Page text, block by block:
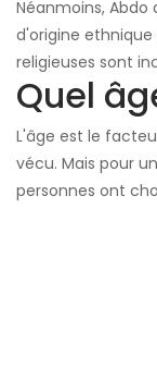
Néanmoins,
d'origine ethnique
religieuses sont
Quel
L'âge est le
vécu. Mais pour
personnes ont